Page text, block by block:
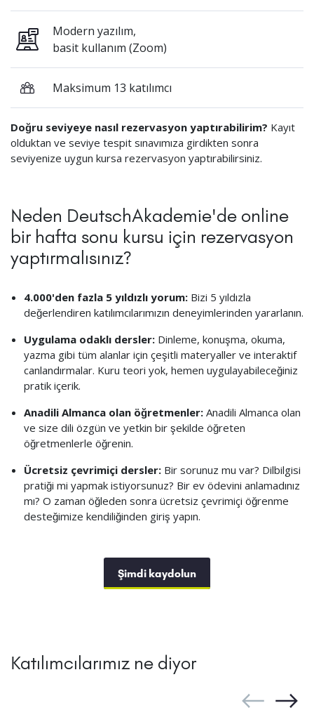
Modern yazılım,
basit kullanım (Zoom)
Maksimum 13 katılımcı
Doğru seviyeye nasıl rezervasyon yaptırabilirim? Kayıt
olduktan ve seviye tespit sınavımıza girdikten sonra
seviyenize uygun kursa rezervasyon yaptırabilirsiniz.
Neden DeutschAkademie'de online
bir hafta sonu kursu için rezervasyon
yaptırmalısınız?
4.000'den fazla 5 yıldızlı yorum:Bizi 5 yıldızla
değerlendiren katılımcılarımızın deneyimlerinden yararlanın.
Uygulama odaklı dersler:Dinleme, konuşma, okuma,
yazma gibi tüm alanlar için çeşitli materyaller ve interaktif
canlandırmalar. Kuru teori yok, hemen uygulayabileceğiniz
pratik içerik.
Anadili Almanca olan öğretmenler:Anadili Almanca olan
ve size dili özgün ve yetkin bir şekilde öğreten
öğretmenlerle öğrenin.
Ücretsiz çevrimiçi dersler:Bir sorunuz mu var? Dilbilgisi
pratiği mi yapmak istiyorsunuz? Bir ev ödevini anlamadınız
mı? O zaman öğleden sonra ücretsiz çevrimiçi öğrenme
desteğimize kendiliğinden giriş yapın.
Şimdi kaydolun
Katılımcılarımız ne diyor